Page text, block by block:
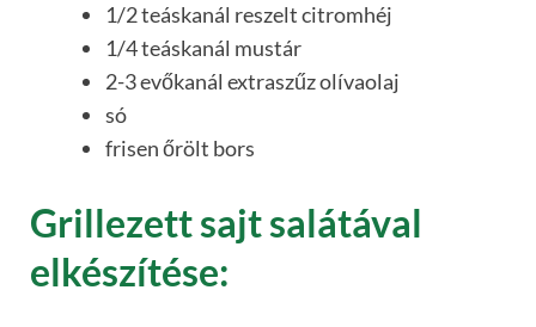
1/2 teáskanál reszelt citromhéj
1/4 teáskanál mustár
2-3 evőkanál extraszűz olívaolaj
só
frisen őrölt bors
Grillezett sajt salátával
elkészítése: